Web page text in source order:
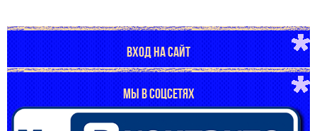
ВХОД НА САЙТ
МЫ В СОЦСЕТЯХ